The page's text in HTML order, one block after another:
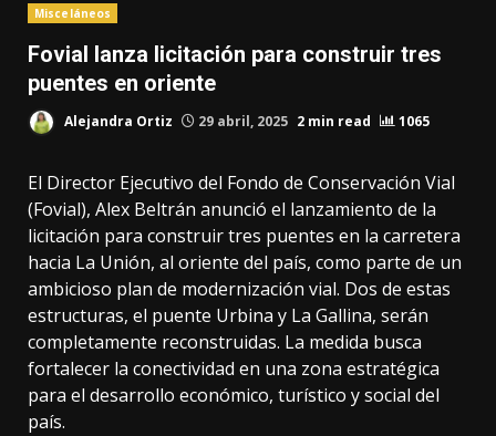
Misceláneos
Fovial lanza licitación para construir tres
puentes en oriente
Alejandra Ortiz 29 abril, 2025 2 min read 1065
El Director Ejecutivo del Fondo de Conservación Vial
(Fovial), Alex Beltrán anunció el lanzamiento de la
licitación para construir tres puentes en la carretera
hacia La Unión, al oriente del país, como parte de un
ambicioso plan de modernización vial. Dos de estas
estructuras, el puente Urbina y La Gallina, serán
completamente reconstruidas. La medida busca
fortalecer la conectividad en una zona estratégica
para el desarrollo económico, turístico y social del
país.